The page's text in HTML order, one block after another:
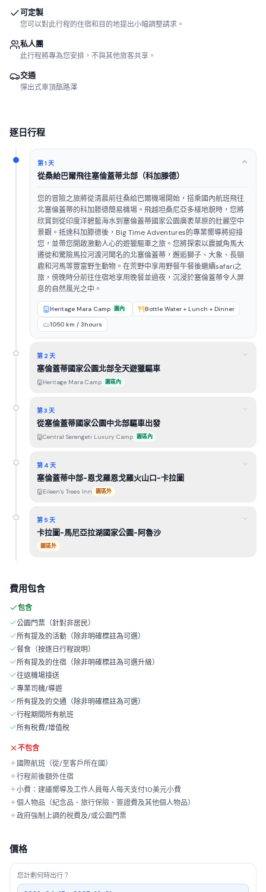
可定製
您可以對此行程的住宿和目的地提出小幅調整請求。
私人團
此行程將專為您安排，不與其他旅客共享。
交通
彈出式車頂酷路澤
逐日行程
第 1 天
從桑給巴爾飛往塞倫蓋蒂北部（科加滕德）
您的冒險之旅將從清晨前往桑給巴爾機場開始，搭乘國內航班飛往
北塞倫蓋蒂的科加滕德簡易機場。飛越坦桑尼亞多樣地貌時，您將
欣賞到從印度洋碧藍海水到塞倫蓋蒂國家公園廣袤草原的壯麗空中
景觀。抵達科加滕德後，Big Time Adventures的專業嚮導將迎接
您，並帶您開啟激動人心的遊獵驅車之旅。您將探索以震撼角馬大
遷徙和驚險馬拉河渡河聞名的北塞倫蓋蒂，邂逅獅子、大象、長頸
鹿和河馬等豐富野生動物。在荒野中享用野餐午餐後繼續safari之
旅，傍晚時分前往住宿地享用晚餐並過夜，沉浸於塞倫蓋蒂令人屏
息的自然風光之中。
Heritage Mara Camp 園內
Bottle Water + Lunch + Dinner
1050 km / 3hours
第 2 天
塞倫蓋蒂國家公園北部全天遊獵驅車
Heritage Mara Camp 園區內
第 3 天
從塞倫蓋蒂國家公園中北部驅車出發
Central Serengeti Luxury Camp 園區內
第 4 天
塞倫蓋蒂中部-恩戈羅恩戈羅火山口-卡拉圖
Eileen's Trees Inn 園區外
第 5 天
卡拉圖-馬尼亞拉湖國家公園-阿魯沙
園區外
費用包含
包含
公園門票（針對非居民）
所有提及的活動（除非明確標註為可選）
餐食（按逐日行程說明）
所有提及的住宿（除非明確標註為可選升級）
往返機場接送
專業司機/導遊
所有提及的交通（除非明確標註為可選）
行程期間所有航班
所有稅費/增值稅
不包含
國際航班（從/至客戶所在國）
行程前後額外住宿
小費：建議嚮導及工作人員每人每天支付10美元小費
個人物品（紀念品、旅行保險、簽證費及其他個人物品）
政府強制上調的稅費及/或公園門票
價格
您計劃何時出行？